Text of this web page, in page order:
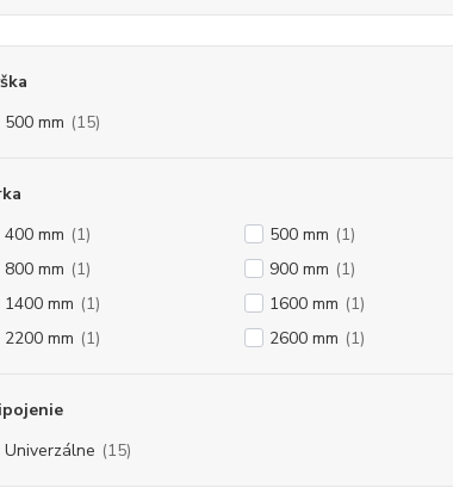
500 mm (15)
400 mm (1) 500 mm (1)
800 mm (1) 900 mm (1)
1400 mm (1) 1600 mm (1)
2200 mm (1) 2600 mm (1)
Univerzálne (15)